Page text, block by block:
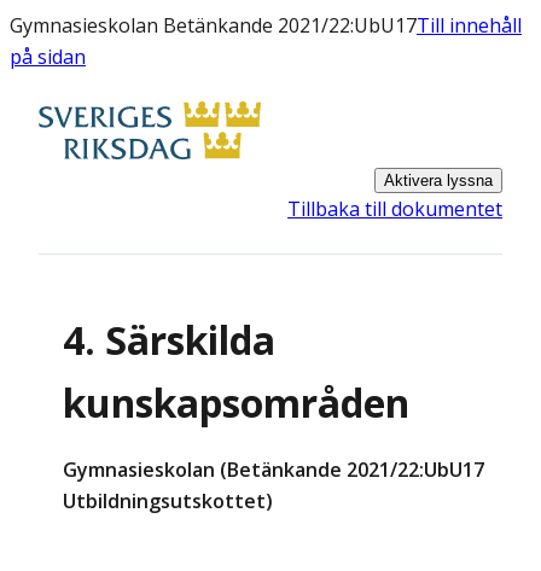
Gymnasieskolan Betänkande 2021/22:UbU17Till innehåll
på sidan
Aktivera lyssna
Tillbaka till dokumentet
4. Särskilda
kunskapsområden
Gymnasieskolan (Betänkande 2021/22:UbU17
Utbildningsutskottet)